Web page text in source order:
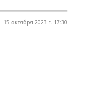
15 октября 2023 г. 17:30